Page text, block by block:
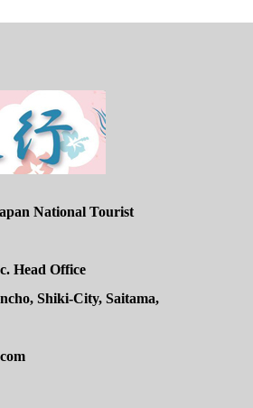
National Tourist
Head Office
Shiki-City, Saitama,